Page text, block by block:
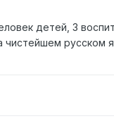
детей, 3
русском